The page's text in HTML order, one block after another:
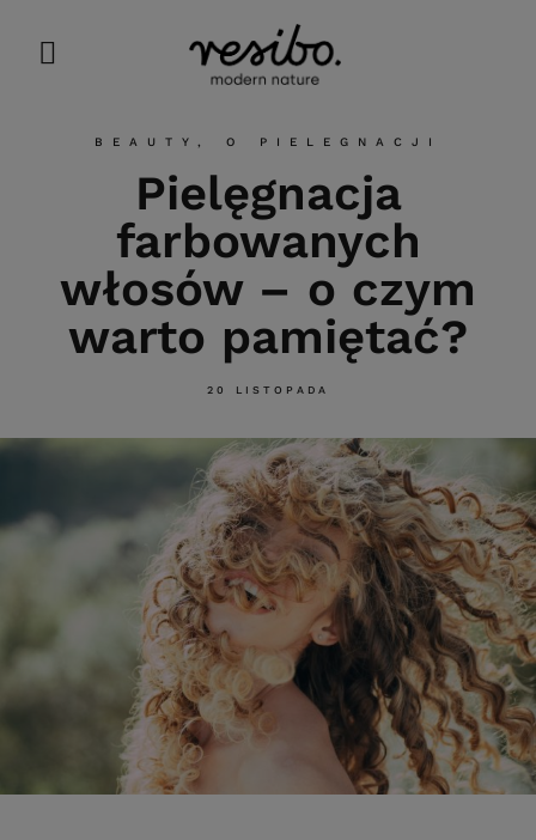
BEAUTY , O PIELEGNACJI
Pielęgnacja
farbowanych
włosów – o czym
warto pamiętać?
20 LISTOPADA